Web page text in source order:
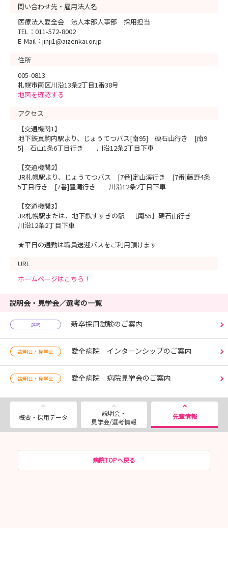
問い合わせ先・雇用法人名
医療法人愛全会 法人本部人事部 採用担当
TEL：011-572-8002
E-Mail：jinji1@aizenkai.or.jp
住所
005-0813
札幌市南区川沿13条2丁目1番38号
地図を確認する
アクセス
【交通機関1】
地下鉄真駒内駅より、じょうてつバス[南95] 硬石山行き [南9
5] 石山1条6丁目行き 川沿12条2丁目下車
【交通機関2】
JR札幌駅より、じょうてつバス [7番]定山渓行き [7番]藤野4条
5丁目行き [7番]豊滝行き 川沿12条2丁目下車
【交通機関3】
JR札幌駅または、地下鉄すすきの駅 ［南55］硬石山行き
川沿12条2丁目下車
★平日の通勤は職員送迎バスをご利用頂けます
URL
ホームページはこちら！
説明会・見学会／選考の一覧
選考 新卒採用試験のご案内
説明会・見学会 愛全病院 インターンシップのご案内
説明会・見学会 愛全病院 病院見学会のご案内
概要・採用データ
説明会・
見学会/選考情報
先輩情報
病院TOPへ戻る